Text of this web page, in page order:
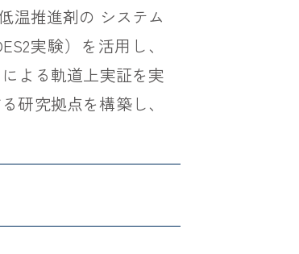
温推進剤の システム
実験）を活用し、
よる軌道上実証を実
研究拠点を構築し、